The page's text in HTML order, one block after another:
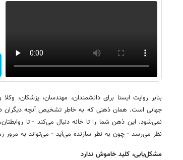
بنابر روایت ایسنا برای دانشمندان، مهندسان، پزشکان،
جهانی است. همان ذهنی که به خاطر تشخیص آنچه دیگران
نمی‌شود. این ذهن شما را تا خانه دنبال می‌کند - تا
نظر می‌رسد - چون به نظر سازنده می‌آید - می‌تواند به مرور
مشکل‌یابی، کلید خاموش ندارد